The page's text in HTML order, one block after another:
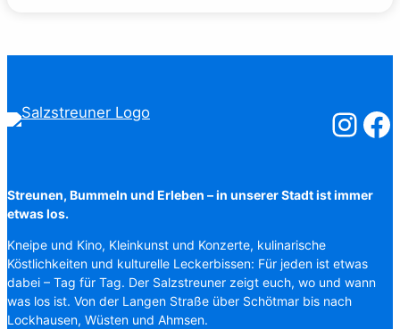
Streunen, Bummeln und Erleben – in unserer Stadt ist immer
etwas los.
Kneipe und Kino, Kleinkunst und Konzerte, kulinarische
Köstlichkeiten und kulturelle Leckerbissen: Für jeden ist etwas
dabei – Tag für Tag. Der Salzstreuner zeigt euch, wo und wann
was los ist. Von der Langen Straße über Schötmar bis nach
Lockhausen, Wüsten und Ahmsen.